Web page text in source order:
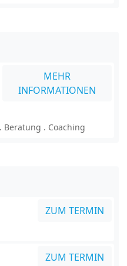
MEHR
INFORMATIONEN
Beratung . Coaching
ZUM TERMIN
ZUM TERMIN